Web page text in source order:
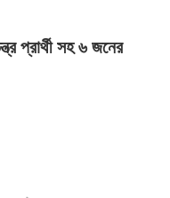
প্রার্থী সহ ৬ জনের